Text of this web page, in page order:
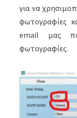
για να
φωτογραφίες
email μας
φωτογραφίες.